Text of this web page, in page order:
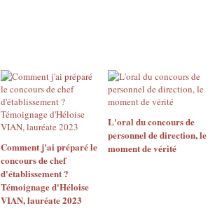
Comment j'ai préparé le
concours de chef
d'établissement ?
Témoignage d'Héloise
VIAN, lauréate 2023
L'oral du concours de
personnel de direction, le
moment de vérité